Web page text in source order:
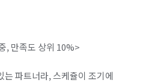
, 만족도 상위 10%>
는 파트너라, 스케쥴이 조기에